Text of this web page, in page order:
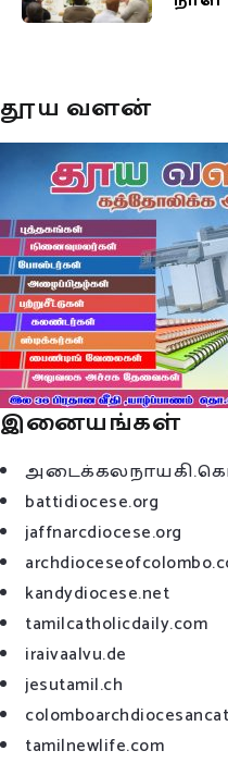
தூய வளன்
இனையங்கள்
battidiocese.org
jaffnarcdiocese.org
kandydiocese.net
tamilcatholicdaily.com
iraivaalvu.de
jesutamil.ch
tamilnewlife.com